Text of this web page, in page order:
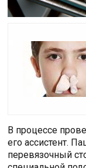
В процессе
его ассистент.
перевязочный